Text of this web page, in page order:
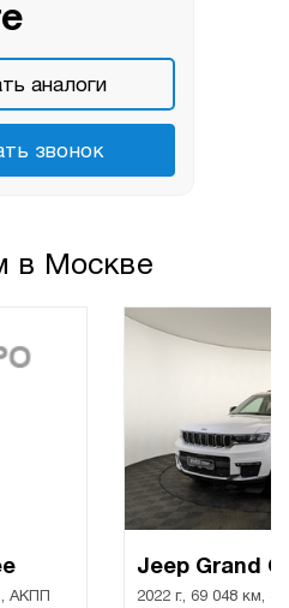
аналоги
звонок
в Москве
АКПП
Jeep Grand
2022 г., 69 048 км,